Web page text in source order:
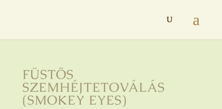
FÜSTÖS
SZEMHÉJTETOVÁLÁS
(SMOKEY EYES)